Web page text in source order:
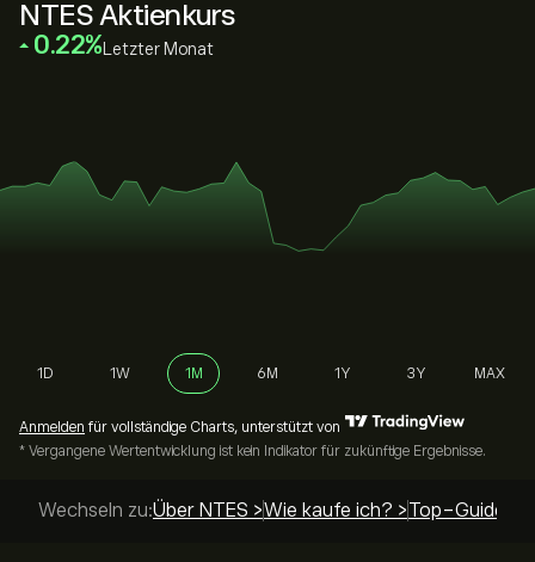
NTES Aktienkurs
‎0.22‎ Letzter Monat
1D 1W 1M 6M 1Y 3Y MAX
Anmelden für vollständige Charts, unterstützt von
* Vergangene Wertentwicklung ist kein Indikator für zukünftige Ergebnisse.
Wechseln zu:Über NTES >Wie kaufe ich? >Top-Guides >